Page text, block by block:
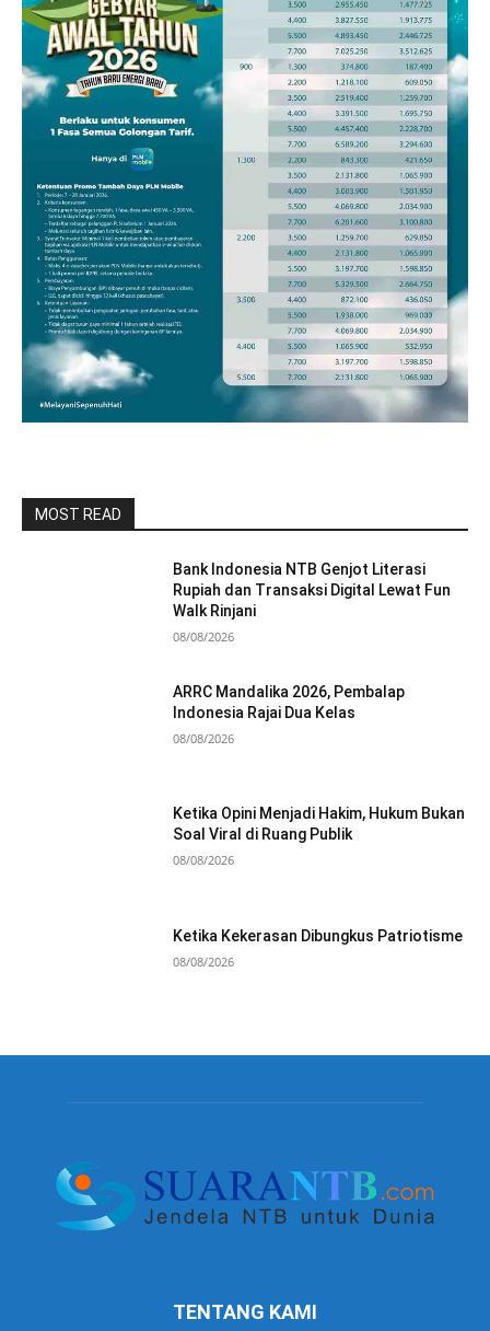
MOST READ
Bank Indonesia NTB Genjot Literasi
Rupiah dan Transaksi Digital Lewat Fun
Walk Rinjani
08/08/2026
ARRC Mandalika 2026, Pembalap
Indonesia Rajai Dua Kelas
08/08/2026
Ketika Opini Menjadi Hakim, Hukum Bukan
Soal Viral di Ruang Publik
08/08/2026
Ketika Kekerasan Dibungkus Patriotisme
08/08/2026
TENTANG KAMI